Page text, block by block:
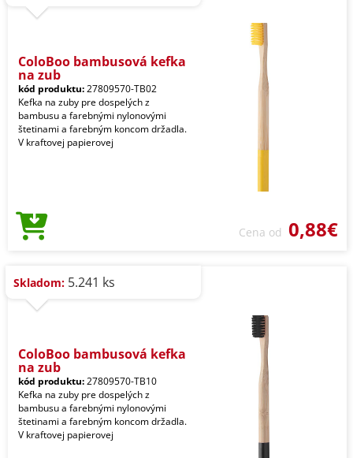
ColoBoo bambusová kefka
na zub
kód produktu:27809570-TB02
Kefka na zuby pre dospelých z
bambusu a farebnými nylonovými
štetinami a farebným koncom držadla.
V kraftovej papierovej
Cena od 0,88€
Skladom: 5.241 ks
ColoBoo bambusová kefka
na zub
kód produktu:27809570-TB10
Kefka na zuby pre dospelých z
bambusu a farebnými nylonovými
štetinami a farebným koncom držadla.
V kraftovej papierovej